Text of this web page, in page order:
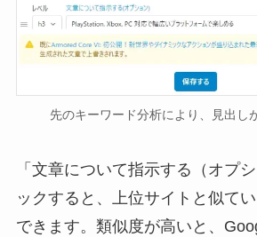
先のキーワード分析により、見出し
「文章について指示する（オプ
ックすると、上位サイトと似て
できます。類似度が高いと、